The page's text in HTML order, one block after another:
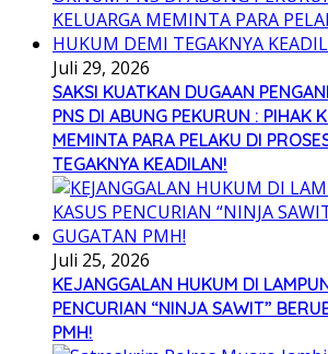
Juli 29, 2026
SAKSI KUATKAN DUGAAN
PNS DI ABUNG PEKURUN : PIHAK
MEMINTA PARA PELAKU DI
TEGAKNYA KEADILAN!
Juli 25, 2026
KEJANGGALAN HUKUM DI
PENCURIAN “NINJA SAWIT”
PMH!